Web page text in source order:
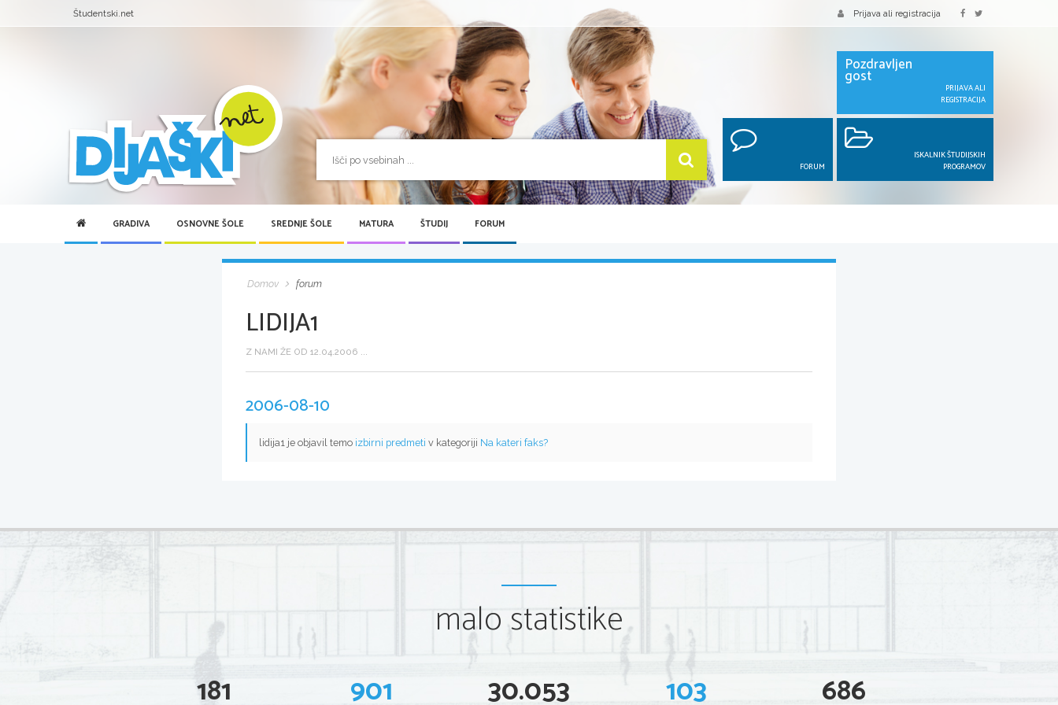
Študentski.net Prijava ali registracija
Pozdravljen
gost
PRIJAVA ALI
REGISTRACIJA
FORUM
ISKALNIK ŠTUDIJSKIH
PROGRAMOV
GRADIVA OSNOVNE ŠOLE SREDNJE ŠOLE MATURA ŠTUDIJ FORUM
Domov forum
LIDIJA1
Z NAMI ŽE OD 12.04.2006 ...
2006-08-10
lidija1 je objavil temo izbirni predmeti v kategoriji Na kateri faks?
malo statistike
181 901 30.053 103 686